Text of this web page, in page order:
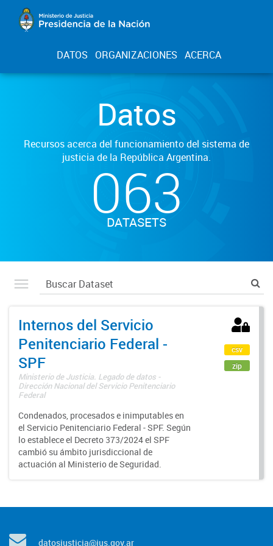
DATOS ORGANIZACIONES ACERCA
Datos
Recursos acerca del funcionamiento del sistema de
justicia de la República Argentina.
063
DATASETS
Internos del Servicio
Penitenciario Federal -
SPF
Ministerio de Justicia. Legado de datos -
Dirección Nacional del Servicio Penitenciario
Federal
Condenados, procesados e inimputables en
el Servicio Penitenciario Federal - SPF. Según
lo establece el Decreto 373/2024 el SPF
cambió su ámbito jurisdiccional de
actuación al Ministerio de Seguridad.
csv
zip
datosjusticia@jus.gov.ar